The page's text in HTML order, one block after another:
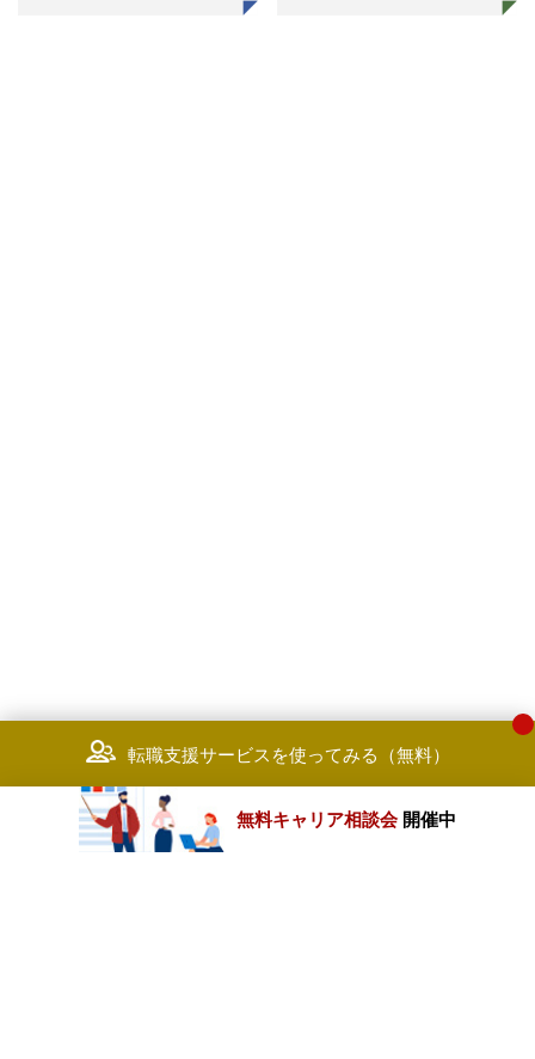
転職支援サービスを使ってみる（無料）
無料キャリア相談会 開催中